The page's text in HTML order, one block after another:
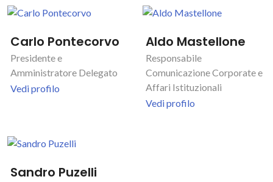
Carlo Pontecorvo
Presidente e
Amministratore Delegato
Vedi profilo
Aldo Mastellone
Responsabile
Comunicazione Corporate e
Affari Istituzionali
Vedi profilo
Sandro Puzelli